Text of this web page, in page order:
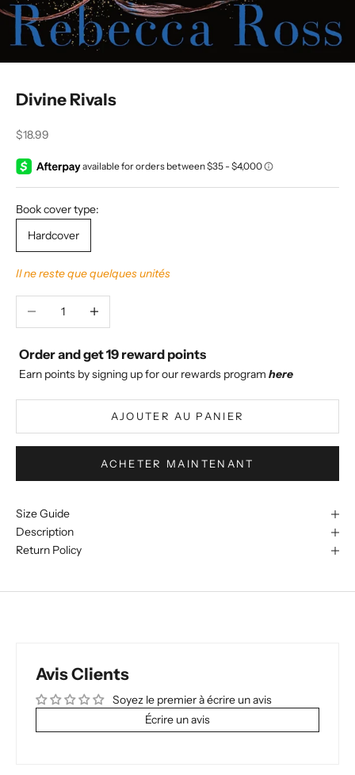
Divine Rivals
Prix de vente
$18.99
Book cover type:
Hardcover
Il ne reste que quelques unités
Diminuer la quantitéAugmenter la quantité
Order and get19 reward points
Earn points by signing up for our rewards program here
AJOUTER AU PANIER
ACHETER MAINTENANT
Size Guide
Description
Return Policy
Avis Clients
Soyez le premier à écrire un avis
Écrire un avis